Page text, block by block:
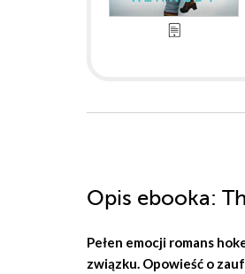
Opis ebooka:
Pełen emocji romans
związku. Opowieść o